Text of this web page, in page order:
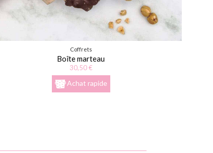
Coffrets
Boîte marteau
30,50 €
Achat rapide